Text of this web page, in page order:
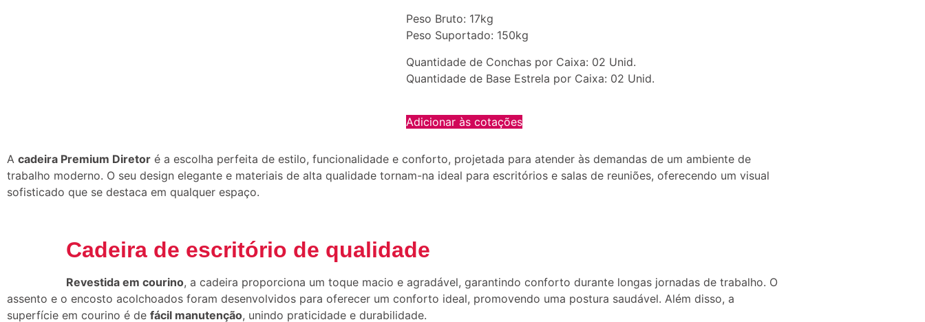
Peso Bruto: 17kg
Peso Suportado: 150kg
Quantidade de Conchas por Caixa: 02 Unid.
Quantidade de Base Estrela por Caixa: 02 Unid.
Adicionar às cotações
A cadeira Premium Diretor é a escolha perfeita de estilo, funcionalidade e conforto, projetada para atender às demandas de um ambiente de
trabalho moderno. O seu design elegante e materiais de alta qualidade tornam-na ideal para escritórios e salas de reuniões, oferecendo um visual
sofisticado que se destaca em qualquer espaço.
Cadeira de escritório de qualidade
Revestida em courino, a cadeira proporciona um toque macio e agradável, garantindo conforto durante longas jornadas de trabalho. O
assento e o encosto acolchoados foram desenvolvidos para oferecer um conforto ideal, promovendo uma postura saudável. Além disso, a
superfície em courino é de fácil manutenção, unindo praticidade e durabilidade.